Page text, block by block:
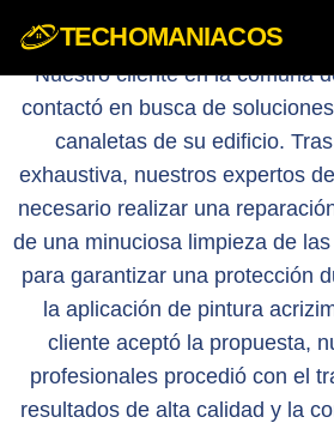
TECHOMANIACOS
Nuestro cliente en la comuna
contactó en busca de
canaletas de su edificio.
exhaustiva, nuestros expertos
necesario realizar una
de una minuciosa limpieza de
para garantizar una protección
la aplicación de pintura
cliente aceptó la propuesta,
profesionales procedió con el
resultados de alta calidad y la